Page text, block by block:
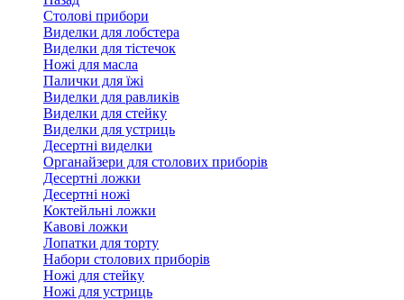
Столові прибори
Виделки для лобстера
Виделки для тістечок
Ножі для масла
Палички для їжі
Виделки для равликів
Виделки для стейку
Виделки для устриць
Десертні виделки
Органайзери для столових приборів
Десертні ложки
Десертні ножі
Коктейльні ложки
Кавові ложки
Лопатки для торту
Набори столових приборів
Ножі для стейку
Ножі для устриць